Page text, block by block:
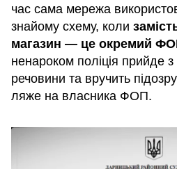
час сама мережа
знайому схему, коли
магазин — це окремий
ненароком поліція прийде
речовини та вручить
ляже на власника ФОП.